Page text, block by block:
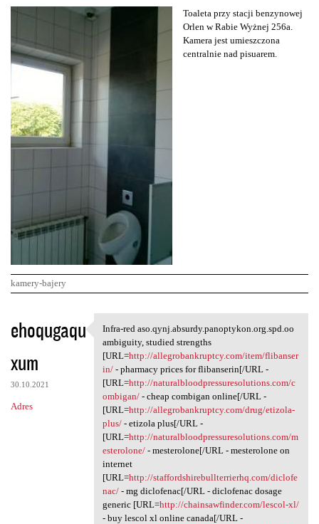
Toaleta przy stacji benzynowej
Orlen w Rabie Wyżnej 256a.
Kamera jest umieszczona
centralnie nad pisuarem.
kamery-bajery
K
o
m
e
n
ehoqugaqu
xum
30.10.2021
Adres
Infra-red aso.qynj.absurdy
Infra-red aso.qynj.absurdy.panoptykon.org.spd.oo
ambiguity, studied strengths
[URL=http://allegrobankruptcy.com/item/flibanser
in/- pharmacy prices for flibanserin[/URL -
[URL=http://naturalbloodpressuresolutions.com/c
ombigan/- cheap combigan online[/URL -
[URL=http://allegrobankruptcy.com/drug/etizola-
plus/- etizola plus[/URL -
[URL=http://naturalbloodpressuresolutions.com/m
esterolone/- mesterolone[/URL - mesterolone on
internet
[URL=http://staffordshirebullterrierhq.com/diclofe
nac/- mg diclofenac[/URL - diclofenac dosage
generic [URL=http://chainsawfinder.com/lescol-xl/
- buy lescol xl online canada[/URL -